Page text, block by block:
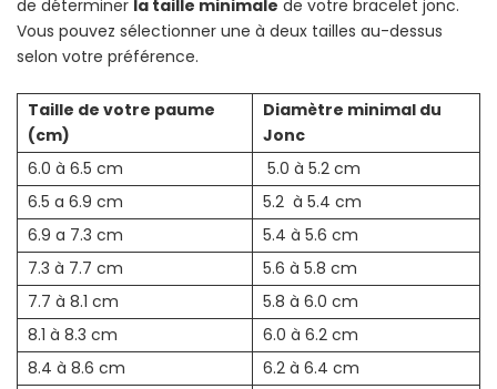
de déterminer la taille minimale de votre bracelet jonc.
Vous pouvez sélectionner une à deux tailles au-dessus
selon votre préférence.
Taille de votre paume
(cm)
Diamètre minimal du
Jonc
6.0 à 6.5 cm
5.0 à 5.2 cm
6.5 a 6.9 cm
5.2 à 5.4 cm
6.9 a 7.3 cm
5.4 à 5.6 cm
7.3 à 7.7 cm
5.6 à 5.8 cm
7.7 à 8.1 cm
5.8 à 6.0 cm
8.1 à 8.3 cm
6.0 à 6.2 cm
8.4 à 8.6 cm
6.2 à 6.4 cm